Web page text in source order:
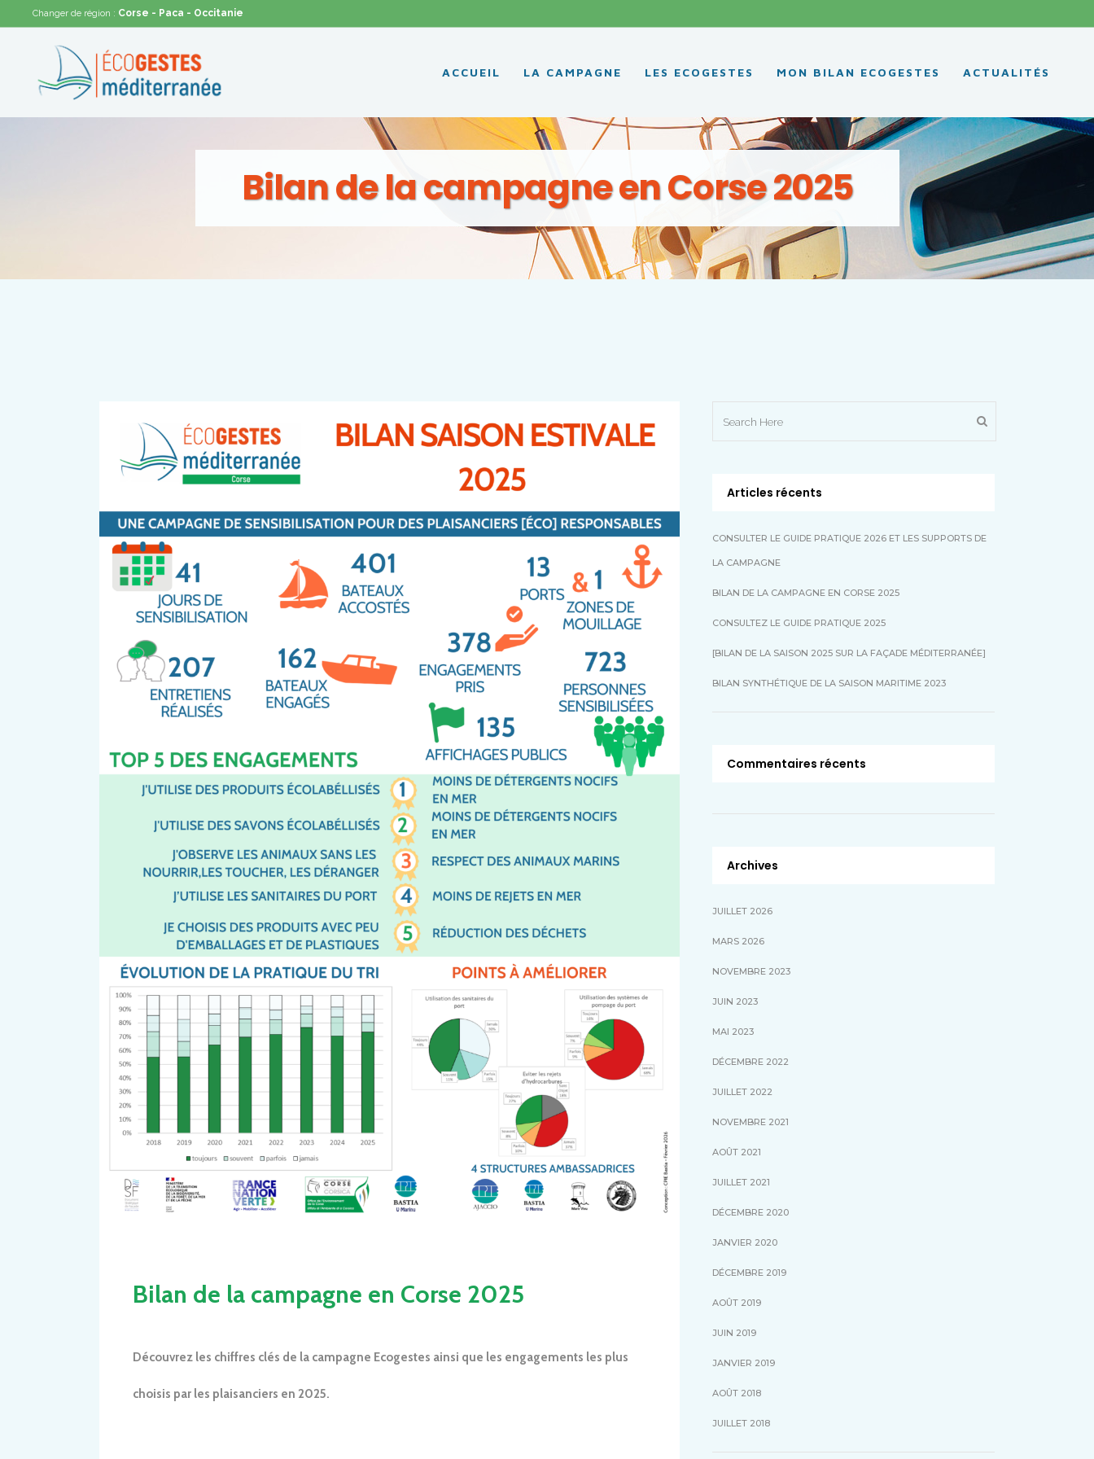
Changer de région : Corse - Paca - Occitanie
ACCUEIL LA CAMPAGNE LES ECOGESTES MON BILAN ECOGESTES ACTUALITÉS
Bilan de la campagne en Corse 2025
Bilan de la campagne en Corse 2025
Découvrez les chiffres clés de la campagne Ecogestes ainsi que les engagements les plus
choisis par les plaisanciers en 2025.
Articles récents
CONSULTER LE GUIDE PRATIQUE 2026 ET LES SUPPORTS DE
LA CAMPAGNE
BILAN DE LA CAMPAGNE EN CORSE 2025
CONSULTEZ LE GUIDE PRATIQUE 2025
[BILAN DE LA SAISON 2025 SUR LA FAÇADE MÉDITERRANÉE]
BILAN SYNTHÉTIQUE DE LA SAISON MARITIME 2023
Commentaires récents
Archives
JUILLET 2026
MARS 2026
NOVEMBRE 2023
JUIN 2023
MAI 2023
DÉCEMBRE 2022
JUILLET 2022
NOVEMBRE 2021
AOÛT 2021
JUILLET 2021
DÉCEMBRE 2020
JANVIER 2020
DÉCEMBRE 2019
AOÛT 2019
JUIN 2019
JANVIER 2019
AOÛT 2018
JUILLET 2018